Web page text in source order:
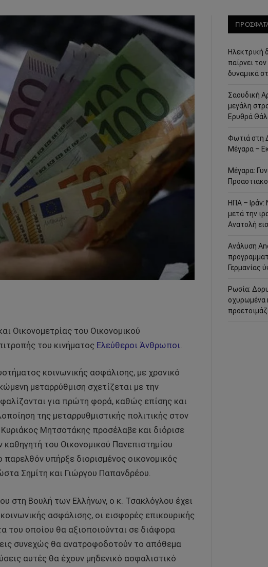
Οικονομετρίας του Οικονομικού
του κινήματος Ελεύθεροι Άνθρωποι
κοινωνικής ασφάλισης, με χρονικό
μεταρρύθμιση σχετίζεται με την
για πρώτη φορά, καθώς επίσης και
της μεταρρυθμιστικής πολιτικής στον
Μητσοτάκης προσέλαβε και διόρισε
του Οικονομικού Πανεπιστημίου
υπήρξε διορισμένος οικονομικός
Σημίτη και Γιώργου Παπανδρέου.
στη Βουλή των Ελλήνων, ο κ. Τσακλόγλου έχει
ασφάλισης, οι εισφορές επικουρικής
του οποίου θα αξιοποιούνται σε διάφορα
συνεχώς θα ανατροφοδοτούν το απόθεμα
αυτές θα έχουν μηδενικό ασφαλιστικό
Ηλεκτρική
παίρνει
δυναμικά
Σαουδική
μεγάλη
Ερυθρά
Φωτιά στη
Μέγαρα –
Μέγαρα:
ΗΠΑ – Ιράν:
μετά την
Ανατολή
Ανάλυση
Γερμανίας
Ρωσία:
οχυρωμένα